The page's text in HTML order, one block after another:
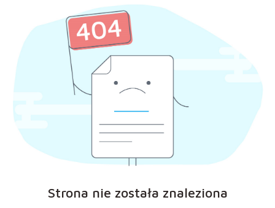
Strona nie została znaleziona